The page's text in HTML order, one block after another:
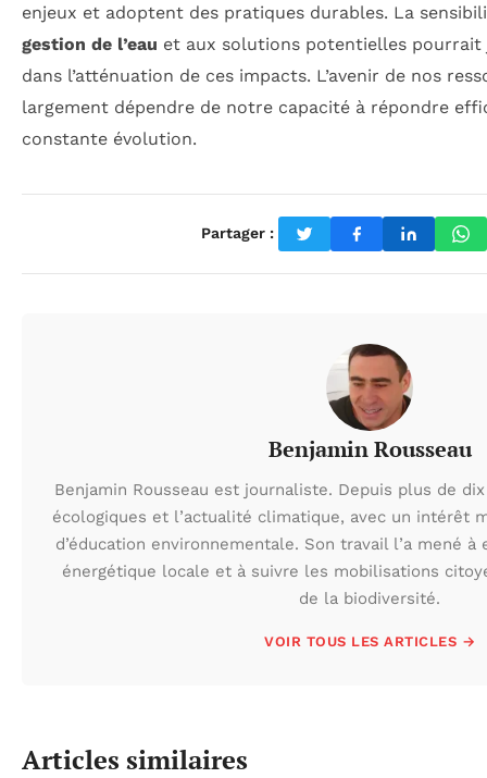
enjeux et adoptent des pratiques durables. La
gestion de l’eau et aux solutions potentielles pourrait
dans l’atténuation de ces impacts. L’avenir de nos
largement dépendre de notre capacité à répondre
constante évolution.
Partager :
Benjamin Rousseau
Benjamin Rousseau est journaliste. Depuis plus de
écologiques et l’actualité climatique, avec un intérêt
d’éducation environnementale. Son travail l’a mené
énergétique locale et à suivre les mobilisations
de la biodiversité.
VOIR TOUS LES ARTICLES →
Articles similaires